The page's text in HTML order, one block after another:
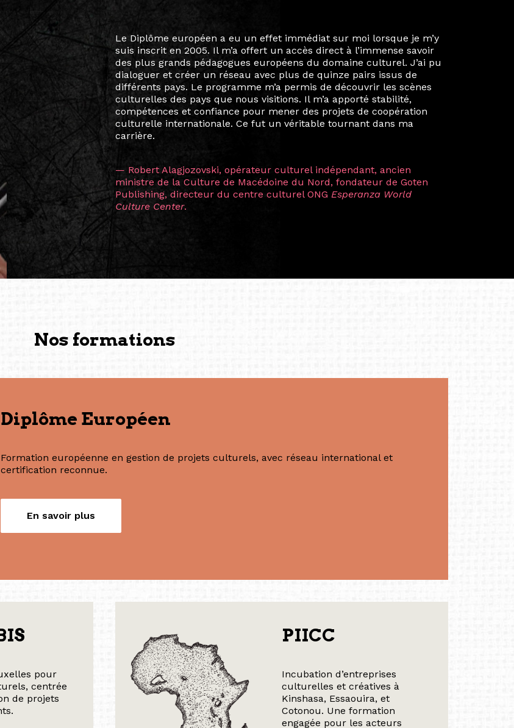
Le destin a voulu que ma vie privée et ma vie professionnelle dans les
arts soient étroitement liées. Durant mon année au sein du Diplôme
Marcel Hicter, j’ai intégré un réseau européen aussi inattendu que
vibrant, qui s’est étendu bien au-delà de la salle de classe. En
quelques mois, j’invitais mes camarades à collaborer sur des projets
allant de Baguio City à Pékin, de Helsinki à Kuala Lumpur, Langkawi,
Manille, Tokyo et Varsovie, renforçant ainsi ma vision de curatrice
consistant à connecter des artistes à travers les disciplines et les
continents.
L’une des rencontres les plus marquantes fut celle avec ma
consœur HicterienneRuthe Zuntz — une amitié dont la générosité et
la vision ont transformé ma trajectoire et m’ont conduite de
Singapour à Berlin pendant près d’une décennie. Aujourd’hui encore,
les amitiés forgées durant cette année intense et inspirante
solidité et m’encouragent à continuer de rêver, de créer et de tendre
vers de nouvelles possibilités.
— Vanini Belarmino (Singapore /Germany)
(Photography: Geric Cruz)
Formation européenne en gestion de projets culturels, avec réseau international et